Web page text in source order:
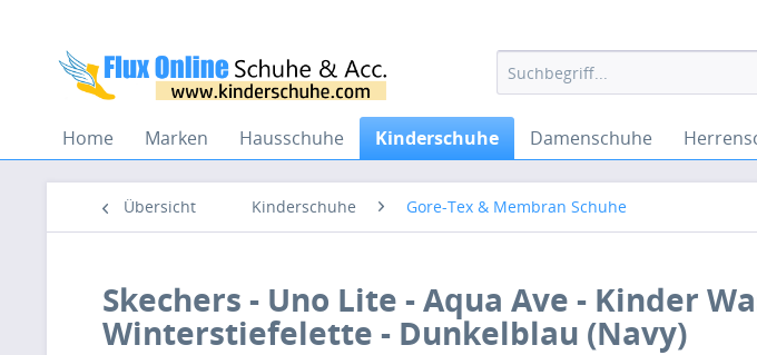
Home Marken Hausschuhe Kinderschuhe Damenschuhe
Übersicht Kinderschuhe Gore-Tex & Membran Schuhe
Skechers - Uno Lite - Aqua Ave - Kinder
Winterstiefelette - Dunkelblau (Navy)